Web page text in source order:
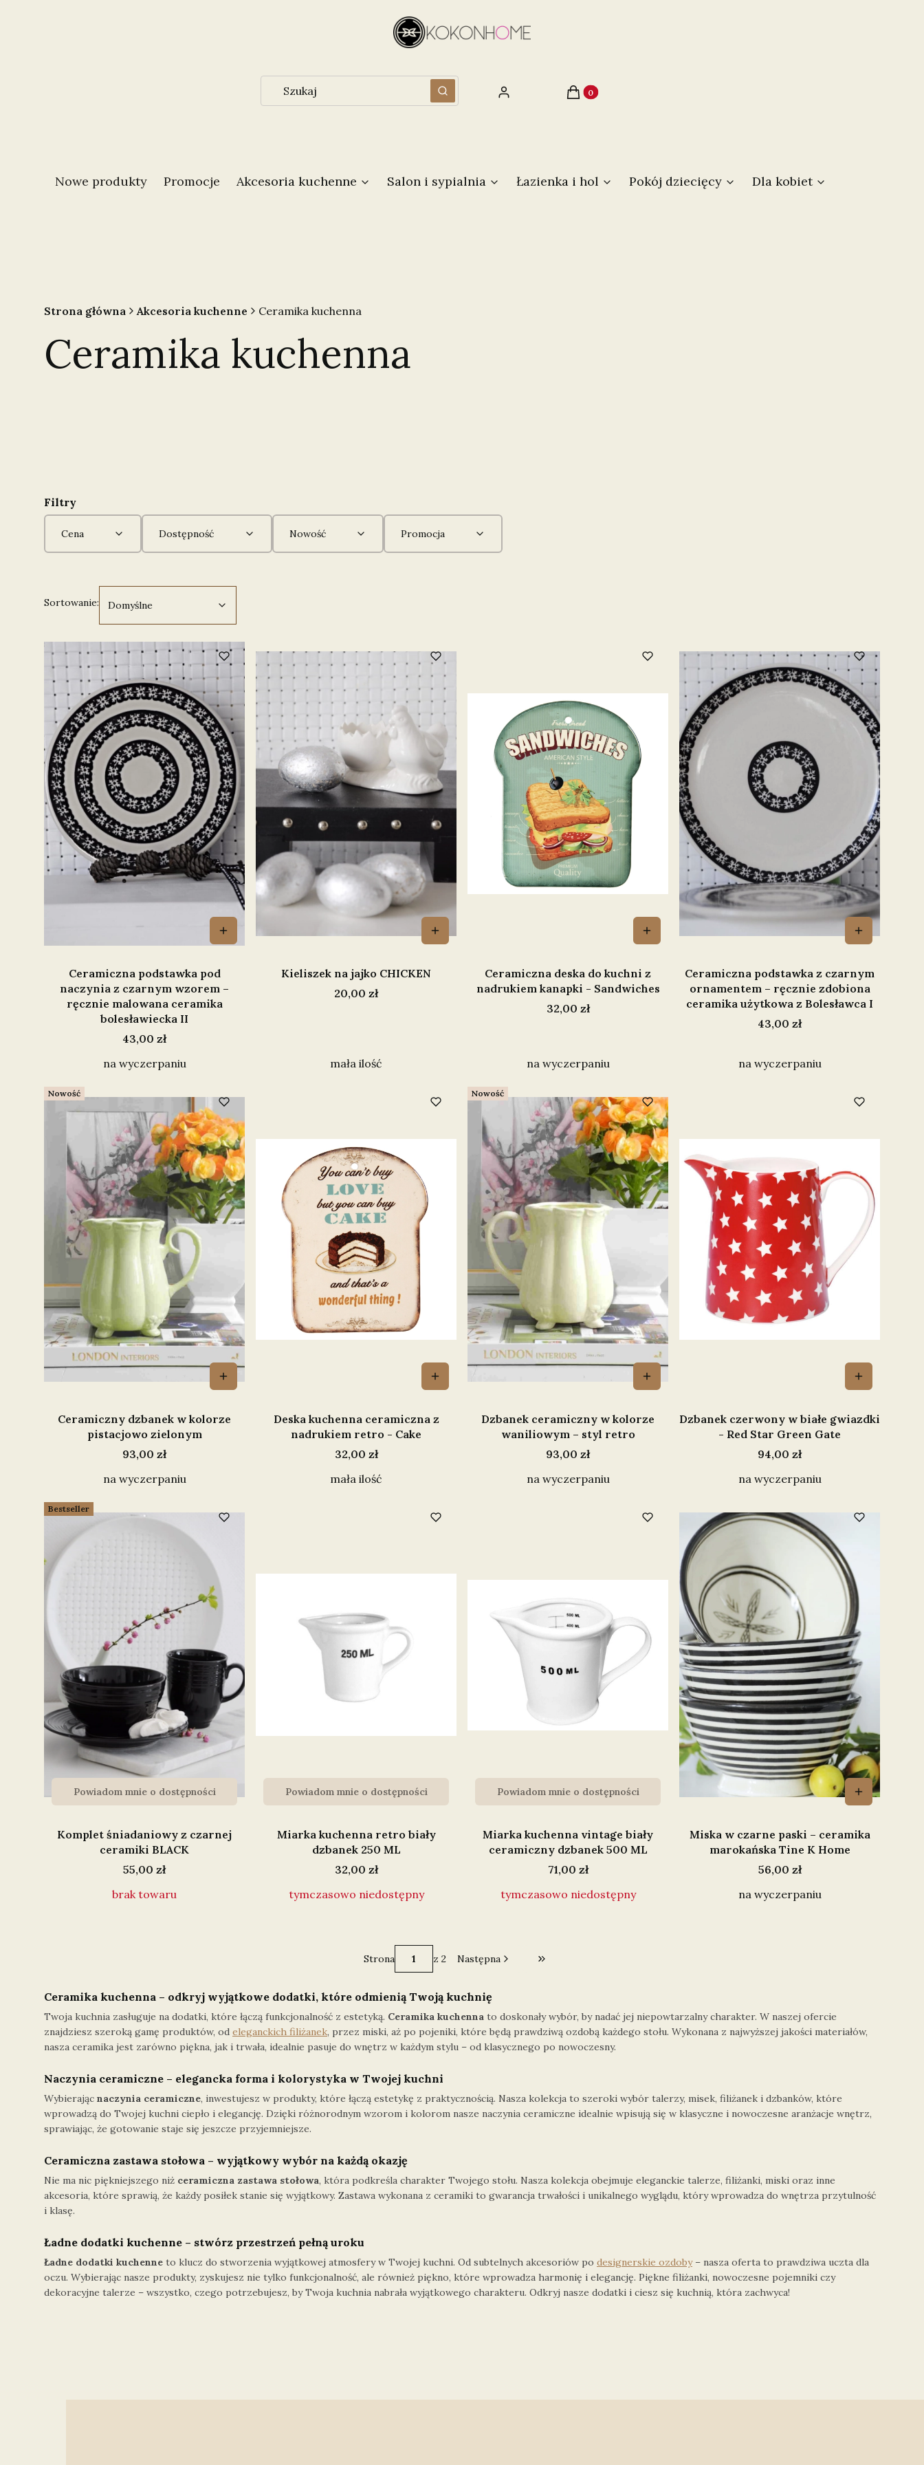
WyczyśćSzukaj Zaloguj się Produkty w koszyku: 0. Zobacz szczegóły
Koszyk
Nowe produkty Promocje Akcesoria kuchenne Salon i sypialnia Łazienka i hol Pokój dziecięcy Dla kobiet
Strona główna Akcesoria kuchenne Ceramika kuchenna
Ceramika kuchenna
Filtry
Cena Dostępność Nowość Promocja
Lista produktów
Sortowanie: Domyślne
Domyślne
Ceramiczna podstawka pod
naczynia z czarnym wzorem –
ręcznie malowana ceramika
bolesławiecka II
Cena
43,00 zł
na wyczerpaniu
Kieliszek na jajko CHICKEN
Cena
20,00 zł
mała ilość
Ceramiczna deska do kuchni z
nadrukiem kanapki - Sandwiches
Cena
32,00 zł
na wyczerpaniu
Ceramiczna podstawka z czarnym
ornamentem – ręcznie zdobiona
ceramika użytkowa z Bolesławca I
Cena
43,00 zł
na wyczerpaniu
Nowość
Ceramiczny dzbanek w kolorze
pistacjowo zielonym
Cena
93,00 zł
na wyczerpaniu
Deska kuchenna ceramiczna z
nadrukiem retro - Cake
Cena
32,00 zł
mała ilość
Nowość
Dzbanek ceramiczny w kolorze
waniliowym – styl retro
Cena
93,00 zł
na wyczerpaniu
Dzbanek czerwony w białe gwiazdki
- Red Star Green Gate
Cena
94,00 zł
na wyczerpaniu
Bestseller
Powiadom mnie o dostępności
Komplet śniadaniowy z czarnej
ceramiki BLACK
Cena
55,00 zł
brak towaru
Powiadom mnie o dostępności
Miarka kuchenna retro biały
dzbanek 250 ML
Cena
32,00 zł
tymczasowo niedostępny
Powiadom mnie o dostępności
Miarka kuchenna vintage biały
ceramiczny dzbanek 500 ML
Cena
71,00 zł
tymczasowo niedostępny
Miska w czarne paski – ceramika
marokańska Tine K Home
Cena
56,00 zł
na wyczerpaniu
Strona z 2 Następna Przejdź do ostatniej strony z produktami
Ceramika kuchenna – odkryj wyjątkowe dodatki, które odmienią Twoją kuchnię
Twoja kuchnia zasługuje na dodatki, które łączą funkcjonalność z estetyką. Ceramika kuchenna to doskonały wybór, by nadać jej niepowtarzalny charakter. W naszej ofercie
znajdziesz szeroką gamę produktów, od eleganckich filiżanek, przez miski, aż po pojeniki, które będą prawdziwą ozdobą każdego stołu. Wykonana z najwyższej jakości materiałów,
nasza ceramika jest zarówno piękna, jak i trwała, idealnie pasuje do wnętrz w każdym stylu – od klasycznego po nowoczesny.
Naczynia ceramiczne – elegancka forma i kolorystyka w Twojej kuchni
Wybierając naczynia ceramiczne, inwestujesz w produkty, które łączą estetykę z praktycznością. Nasza kolekcja to szeroki wybór talerzy, misek, filiżanek i dzbanków, które
wprowadzą do Twojej kuchni ciepło i elegancję. Dzięki różnorodnym wzorom i kolorom nasze naczynia ceramiczne idealnie wpisują się w klasyczne i nowoczesne aranżacje wnętrz,
sprawiając, że gotowanie staje się jeszcze przyjemniejsze.
Ceramiczna zastawa stołowa – wyjątkowy wybór na każdą okazję
Nie ma nic piękniejszego niż ceramiczna zastawa stołowa, która podkreśla charakter Twojego stołu. Nasza kolekcja obejmuje eleganckie talerze, filiżanki, miski oraz inne
akcesoria, które sprawią, że każdy posiłek stanie się wyjątkowy. Zastawa wykonana z ceramiki to gwarancja trwałości i unikalnego wyglądu, który wprowadza do wnętrza przytulność
i klasę.
Ładne dodatki kuchenne – stwórz przestrzeń pełną uroku
Ładne dodatki kuchenne to klucz do stworzenia wyjątkowej atmosfery w Twojej kuchni. Od subtelnych akcesoriów po designerskie ozdoby– nasza oferta to prawdziwa uczta dla
oczu. Wybierając nasze produkty, zyskujesz nie tylko funkcjonalność, ale również piękno, które wprowadza harmonię i elegancję. Piękne filiżanki, nowoczesne pojemniki czy
dekoracyjne talerze – wszystko, czego potrzebujesz, by Twoja kuchnia nabrała wyjątkowego charakteru. Odkryj nasze dodatki i ciesz się kuchnią, która zachwyca!